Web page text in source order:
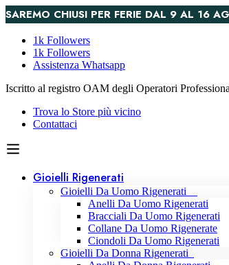
SAREMO CHIUSI PER FERIE DAL 9 AL 16
1k Followers
1k Followers
Assistenza Whatsapp
Iscritto al registro OAM degli Operatori
Trova lo Store più vicino
Contattaci
Gioielli Rigenerati
Gioielli Da Uomo Rigenerati
Anelli Da Uomo Rigenerati
Bracciali Da Uomo Rigenerati
Collane Da Uomo Rigenerate
Ciondoli Da Uomo Rigenerati
Gioielli Da Donna Rigenerati